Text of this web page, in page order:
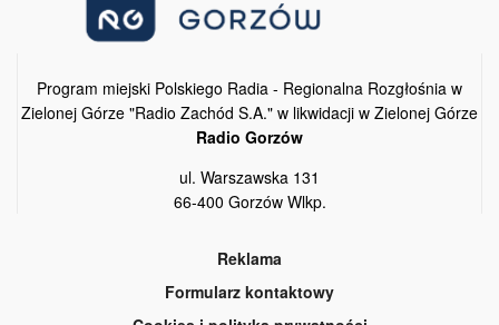
Program miejski Polskiego Radia - Regionalna Rozgłośnia w
Zielonej Górze "Radio Zachód S.A." w likwidacji w Zielonej Górze
Radio Gorzów
ul. Warszawska 131
66-400 Gorzów Wlkp.
Reklama
Formularz kontaktowy